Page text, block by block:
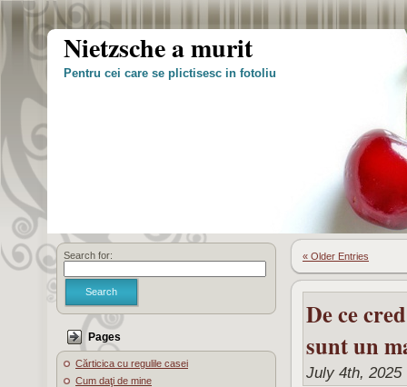
Nietzsche a murit
Pentru cei care se plictisesc in fotoliu
Search for:
Search
Pages
Cărticica cu regulile casei
Cum daţi de mine
« Older Entries
De ce
sunt un
July 4th,